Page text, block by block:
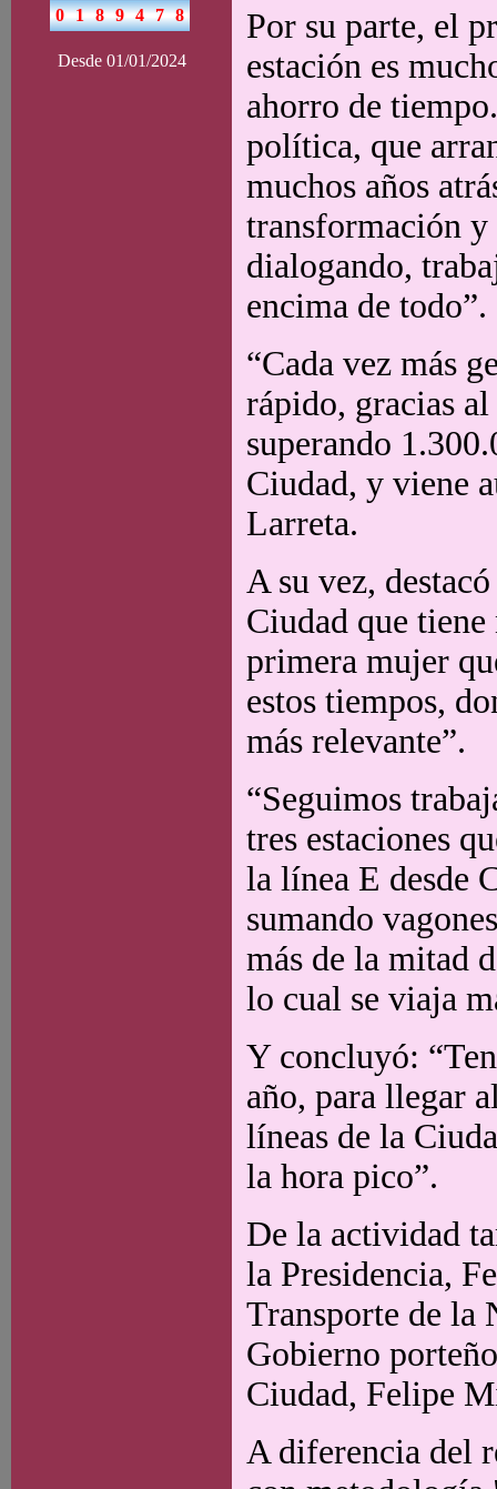
Desde 01/01/2024
Por su parte, el
estación es
ahorro de
política, que
muchos años
transformación y
dialogando,
encima de todo”.
“Cada vez más
rápido, gracias
superando
Ciudad, y viene
Larreta.
A su vez,
Ciudad que
primera mujer
estos tiempos,
más relevante”.
“Seguimos
tres estaciones
la línea E desde
sumando
más de la mitad
lo cual se viaja
Y concluyó:
año, para llegar
líneas de la
la hora pico”.
De la actividad
la Presidencia,
Transporte de
Gobierno
Ciudad, Felipe
A diferencia del